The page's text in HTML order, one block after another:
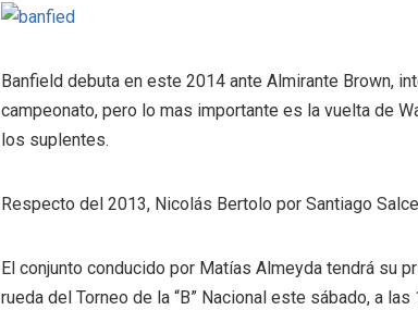
Banfield debuta en este 2014 ante Almirante Brown,
campeonato, pero lo mas importante es la vuelta de
los suplentes.
Respecto del 2013, Nicolás Bertolo por Santiago
El conjunto conducido por Matías Almeyda tendrá su
rueda del Torneo de la “B” Nacional este sábado, a